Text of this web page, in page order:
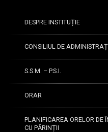
DESPRE INSTITUȚIE
CONSILIUL DE
S.S.M. – P.S.I.
ORAR
PLANIFICAREA ORELOR DE
CU PĂRINȚII